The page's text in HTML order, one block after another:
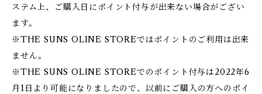
ステム上、ご購入日にポイント付与が出来ない場合がござい
ます。
※THE SUNS OLINE STOREではポイントのご利用は出来
ません。
※THE SUNS OLINE STOREでのポイント付与は2022年6
月1日より可能になりましたので、以前にご購入の方へのポイ